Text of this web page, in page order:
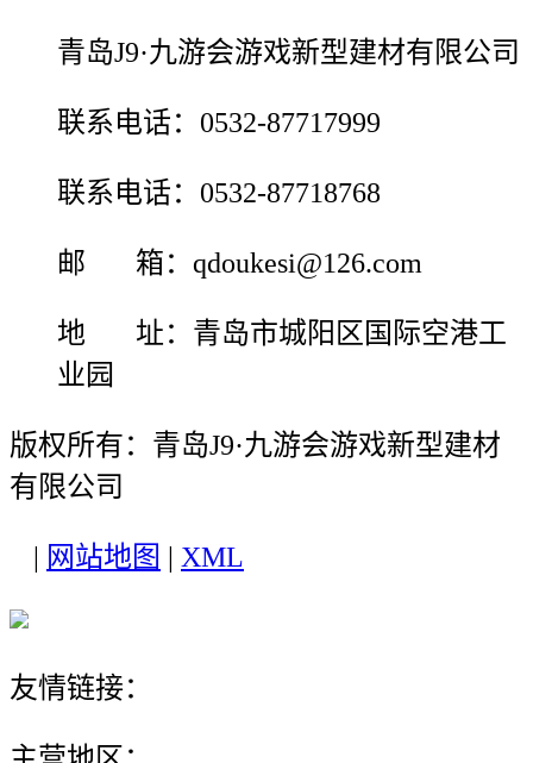
青岛J9·九游会游戏新型建材有限公司
联系电话：0532-87717999
联系电话：0532-87718768
邮 箱：qdoukesi@126.com
地 址：青岛市城阳区国际空港工
业园
版权所有：青岛J9·九游会游戏新型建材
有限公司
网站地图 XML
友情链接：